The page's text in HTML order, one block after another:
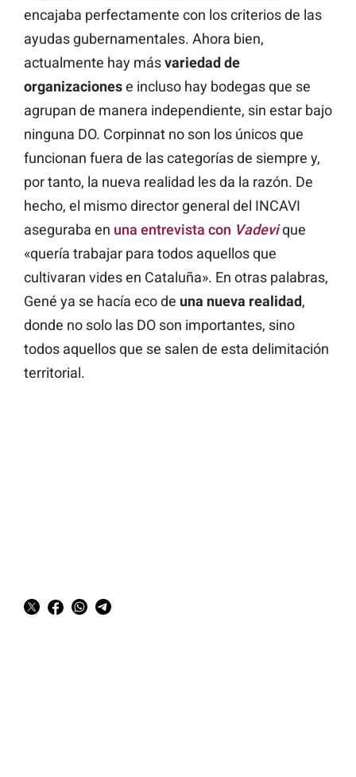
encajaba perfectamente con los criterios de las
ayudas gubernamentales. Ahora bien,
actualmente hay másvariedad de
organizacionese incluso hay bodegas que se
agrupan de manera independiente, sin estar bajo
ninguna DO. Corpinnat no son los únicos que
funcionan fuera de las categorías de siempre y,
por tanto, la nueva realidad les da la razón. De
hecho, el mismo director general del INCAVI
aseguraba en una entrevista con Vadevique
«quería trabajar para todos aquellos que
cultivaran vides en Cataluña». En otras palabras,
Gené ya se hacía eco de una nueva realidad,
donde no solo las DO son importantes, sino
todos aquellos que se salen de esta delimitación
territorial.